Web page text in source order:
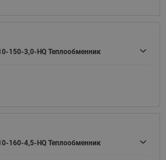
150-3,0-HQ Теплообменник
160-4,5-HQ Теплообменник